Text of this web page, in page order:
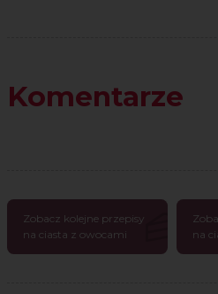
Komentarze
Zobacz kolejne przepisy
na ciasta z owocami
na